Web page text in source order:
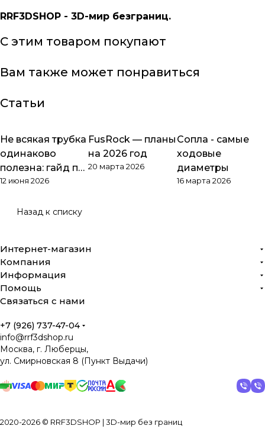
RRF3DSHOP - 3D-мир безграниц.
С этим товаром покупают
Вам также может понравиться
Статьи
Обзоры товаров
Не всякая трубка
одинаково
полезна: гайд по
PTFE
12 июня 2026
Обзоры товаров
FusRock — планы
на 2026 год
20 марта 2026
Обзоры товаров
Сопла - самые
ходовые
диаметры
16 марта 2026
Назад к списку
Интернет-магазин
Компания
Информация
Помощь
Связаться с нами
+7 (926) 737-47-04
info@rrf3dshop.ru
Москва, г. Люберцы,
ул. Смирновская 8 (Пункт Выдачи)
2020-2026 © RRF3DSHOP | 3D-мир без границ